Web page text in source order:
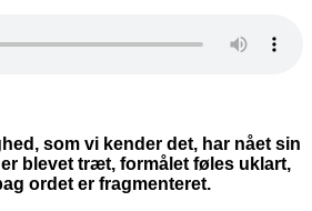
som vi kender det, har nået sin
blevet træt, formålet føles uklart,
ordet er fragmenteret.